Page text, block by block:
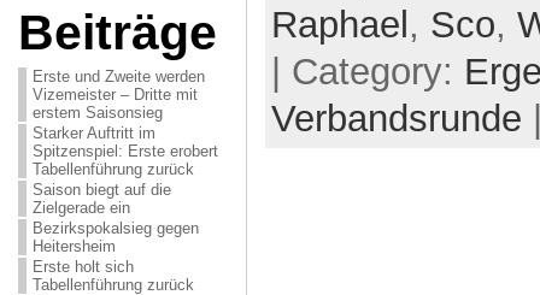
Beiträge
Erste und Zweite werden
Vizemeister – Dritte mit
erstem Saisonsieg
Starker Auftritt im
Spitzenspiel: Erste erobert
Tabellenführung zurück
Saison biegt auf die
Zielgerade ein
Bezirkspokalsieg gegen
Heitersheim
Erste holt sich
Tabellenführung zurück
Raphael , Sco,
| Category:
Verbandsrunde